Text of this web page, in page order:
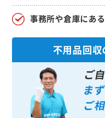
事務所や倉庫にある
不用品回
ご
ま
ご